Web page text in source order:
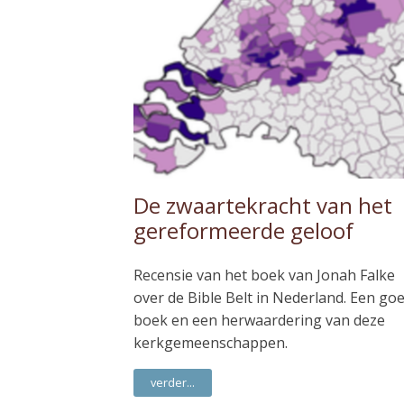
De zwaartekracht van het
gereformeerde geloof
Recensie van het boek van Jonah Falke
over de Bible Belt in Nederland. Een
boek en een herwaardering van deze
kerkgemeenschappen.
verder...